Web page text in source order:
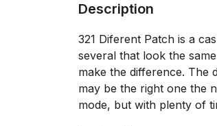
Description
321 Diferent Patch is a
several that look the
make the difference. The
may be the right one the
mode, but with plenty of